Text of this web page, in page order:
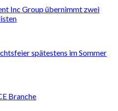
Inc Group übernimmt zwei
spätestens im Sommer
Branche